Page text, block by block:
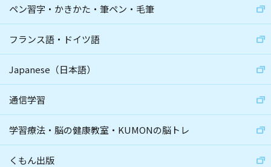
ペン習字・かきかた・筆ペン・毛筆
フランス語・ドイツ語
Japanese（日本語）
通信学習
学習療法・脳の健康教室・KUMONの脳トレ
くもん出版